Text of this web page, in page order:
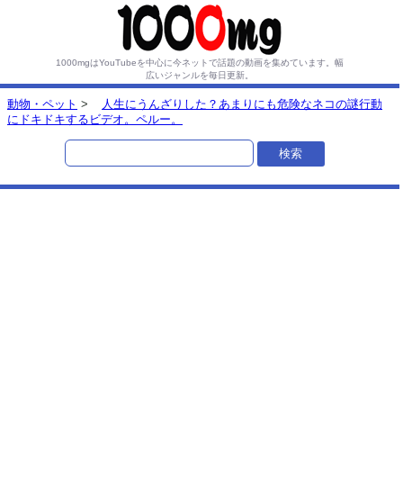
1000mgはYouTubeを中心に今ネットで話題の動画を集めています。 幅
広いジャンルを毎日更新。
動物・ペット >
人生にうんざりした？あまりにも危険なネコの謎行動
にドキドキするビデオ。ペルー。